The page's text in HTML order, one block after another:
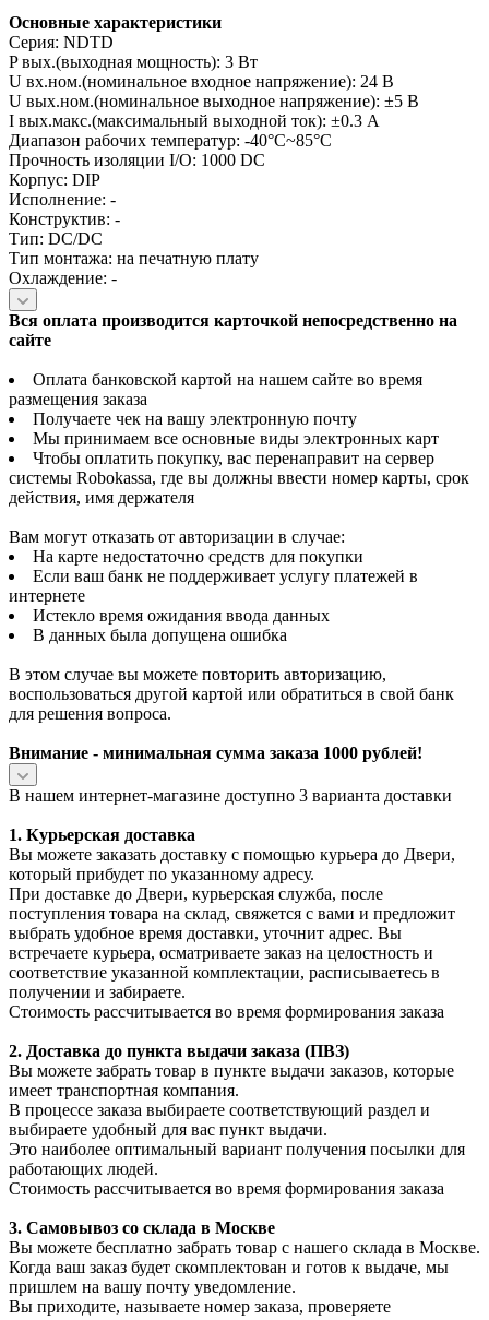
Основные характеристики
Серия: NDTD
P вых.(выходная мощность): 3 Вт
U вх.ном.(номинальное входное напряжение): 24 В
U вых.ном.(номинальное выходное напряжение): ±5 В
I вых.макс.(максимальный выходной ток): ±0.3 А
Диапазон рабочих температур: -40°C~85°C
Прочность изоляции I/O: 1000 DC
Корпус: DIP
Исполнение: -
Конструктив: -
Тип: DC/DC
Тип монтажа: на печатную плату
Охлаждение: -
Вся оплата производится карточкой непосредственно на
сайте
Оплата банковской картой на нашем сайте во время
размещения заказа
Получаете чек на вашу электронную почту
Мы принимаем все основные виды электронных карт
Чтобы оплатить покупку, вас перенаправит на сервер
системы Robokassa, где вы должны ввести номер карты, срок
действия, имя держателя
Вам могут отказать от авторизации в случае:
На карте недостаточно средств для покупки
Если ваш банк не поддерживает услугу платежей в
интернете
Истекло время ожидания ввода данных
В данных была допущена ошибка
В этом случае вы можете повторить авторизацию,
воспользоваться другой картой или обратиться в свой банк
для решения вопроса.
Внимание - минимальная сумма заказа 1000 рублей!
В нашем интернет-магазине доступно 3 варианта доставки
1. Курьерская доставка
Вы можете заказать доставку с помощью курьера до Двери,
который прибудет по указанному адресу.
При доставке до Двери, курьерская служба, после
поступления товара на склад, свяжется с вами и предложит
выбрать удобное время доставки, уточнит адрес. Вы
встречаете курьера, осматриваете заказ на целостность и
соответствие указанной комплектации, расписываетесь в
получении и забираете.
Стоимость рассчитывается во время формирования заказа
2. Доставка до пункта выдачи заказа (ПВЗ)
Вы можете забрать товар в пункте выдачи заказов, которые
имеет транспортная компания.
В процессе заказа выбираете соответствующий раздел и
выбираете удобный для вас пункт выдачи.
Это наиболее оптимальный вариант получения посылки для
работающих людей.
Стоимость рассчитывается во время формирования заказа
3. Самовывоз со склада в Москве
Вы можете бесплатно забрать товар с нашего склада в Москве.
Когда ваш заказ будет скомплектован и готов к выдаче, мы
пришлем на вашу почту уведомление.
Вы приходите, называете номер заказа, проверяете